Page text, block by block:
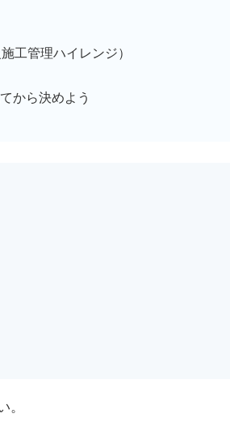
施工管理ハイレンジ）
から決めよう
。